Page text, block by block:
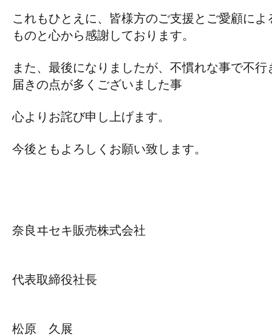
これもひとえに、皆様方のご支援とご愛顧によ
ものと心から感謝しております。
また、最後になりましたが、不慣れな事で不行
届きの点が多くございました事
心よりお詫び申し上げます。
今後ともよろしくお願い致します。
奈良ヰセキ販売株式会社
代表取締役社長
松原 久展